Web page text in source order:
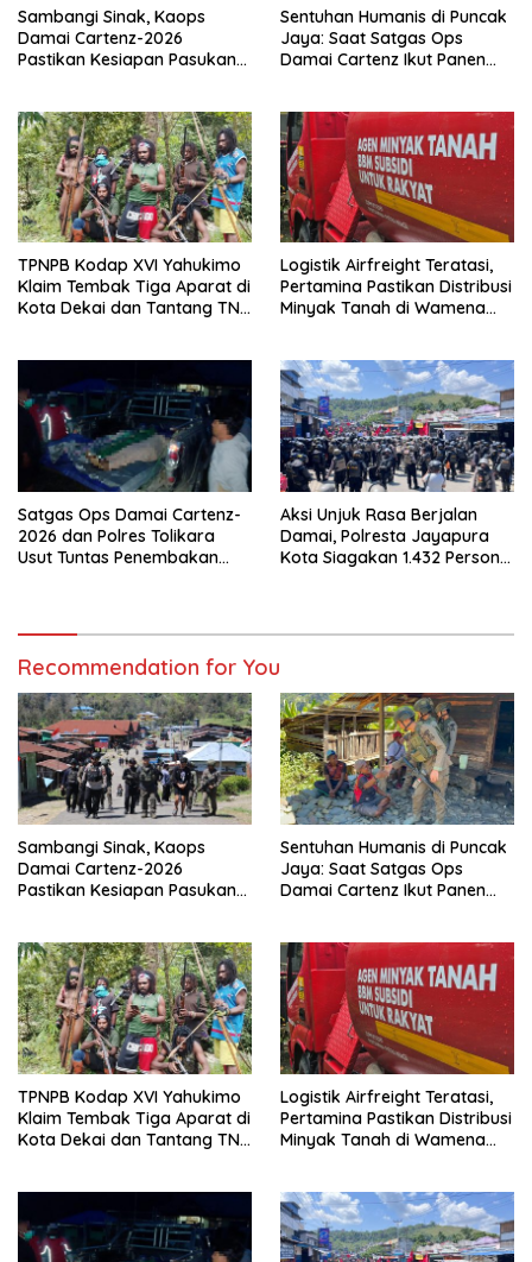
Sambangi Sinak, Kaops
Damai Cartenz-2026
Pastikan Kesiapan Pasukan
Sentuhan Humanis di Puncak
Jaya: Saat Satgas Ops
Damai Cartenz Ikut Panen
TPNPB Kodap XVI Yahukimo
Klaim Tembak Tiga Aparat di
Kota Dekai dan Tantang TNI-
Logistik Airfreight Teratasi,
Pertamina Pastikan Distribusi
Minyak Tanah di Wamena
Satgas Ops Damai Cartenz-
2026 dan Polres Tolikara
Usut Tuntas Penembakan
Aksi Unjuk Rasa Berjalan
Damai, Polresta Jayapura
Kota Siagakan 1.432 Personel
Recommendation for You
Sambangi Sinak, Kaops
Damai Cartenz-2026
Pastikan Kesiapan Pasukan
Sentuhan Humanis di Puncak
Jaya: Saat Satgas Ops
Damai Cartenz Ikut Panen
TPNPB Kodap XVI Yahukimo
Klaim Tembak Tiga Aparat di
Kota Dekai dan Tantang TNI-
Logistik Airfreight Teratasi,
Pertamina Pastikan Distribusi
Minyak Tanah di Wamena